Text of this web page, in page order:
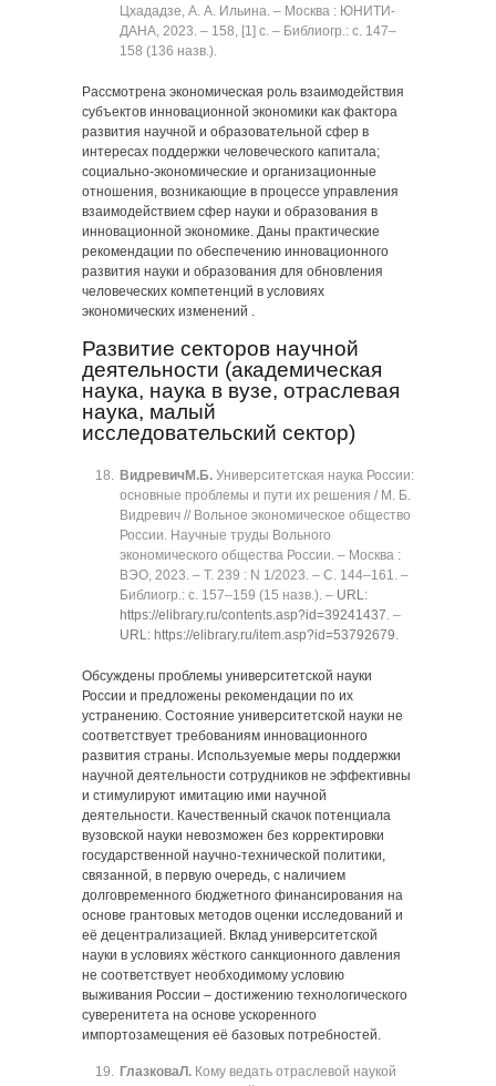
Цхададзе, А. А. Ильина. ‒ Москва : ЮНИТИ-
ДАНА, 2023. ‒ 158, [1] с. ‒ Библиогр.: с. 147‒
158 (136 назв.).
Рассмотрена экономическая роль взаимодействия
субъектов инновационной экономики как фактора
развития научной и образовательной сфер в
интересах поддержки человеческого капитала;
социально-экономические и организационные
отношения, возникающие в процессе управления
взаимодействием сфер науки и образования в
инновационной экономике. Даны практические
рекомендации по обеспечению инновационного
развития науки и образования для обновления
человеческих компетенций в условиях
экономических изменений .
Развитие секторов научной
деятельности (академическая
наука, наука в вузе, отраслевая
наука, малый
исследовательский сектор)
Видревич М.Б. Университетская наука России:
основные проблемы и пути их решения / М. Б.
Видревич // Вольное экономическое общество
России. Научные труды Вольного
экономического общества России. ‒ Москва :
ВЭО, 2023. ‒ Т. 239 : N 1/2023. ‒ C. 144‒161. ‒
Библиогр.: с. 157‒159 (15 назв.). ‒ URL:
https://elibrary.ru/contents.asp?id=39241437. ‒
URL: https://elibrary.ru/item.asp?id=53792679.
Обсуждены проблемы университетской науки
России и предложены рекомендации по их
устранению. Состояние университетской науки не
соответствует требованиям инновационного
развития страны. Используемые меры поддержки
научной деятельности сотрудников не эффективны
и стимулируют имитацию ими научной
деятельности. Качественный скачок потенциала
вузовской науки невозможен без корректировки
государственной научно-технической политики,
связанной, в первую очередь, с наличием
долговременного бюджетного финансирования на
основе грантовых методов оценки исследований и
её децентрализацией. Вклад университетской
науки в условиях жёсткого санкционного давления
не соответствует необходимому условию
выживания России ‒ достижению технологического
суверенитета на основе ускоренного
импортозамещения её базовых потребностей.
ГлазковаЛ. Кому ведать отраслевой наукой